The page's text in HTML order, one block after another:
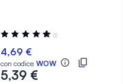
Valutazione:
100%
(1)
4,69 €
con codice WOW
5,39 €